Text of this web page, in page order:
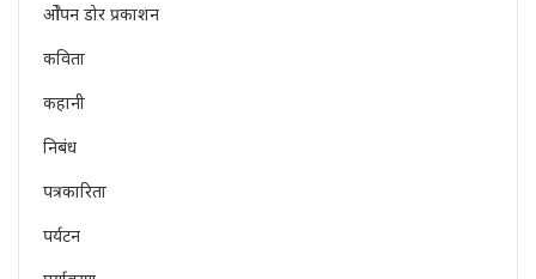
ओेपन डोर प्रकाशन
कविता
कहानी
निबंध
पत्रकारिता
पर्यटन